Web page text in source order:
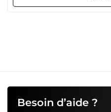
permettre de vous
Gestion d’agenda et prise
séminaires Tâches administratives
services s’adressent à : entrepreneurs freelances artisans
Besoin d’aide ?